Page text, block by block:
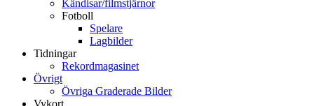
Kändisar/filmstjärnor
Fotboll
Spelare
Lagbilder
Tidningar
Rekordmagasinet
Övrigt
Övriga Graderade Bilder